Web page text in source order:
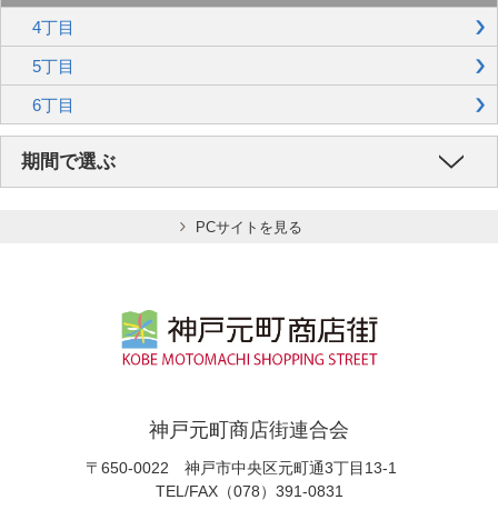
4丁目
5丁目
6丁目
期間で選ぶ
PCサイトを見る
神戸元町商店街連合会
〒650-0022 神戸市中央区元町通3丁目13-1
TEL/FAX（078）391-0831